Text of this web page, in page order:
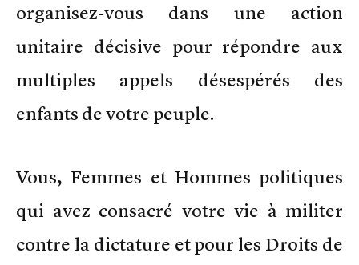
organisez-vous dans une action
unitaire décisive pour répondre aux
multiples appels désespérés des
enfants de votre peuple.
Vous, Femmes et Hommes politiques
qui avez consacré votre vie à militer
contre la dictature et pour les Droits de